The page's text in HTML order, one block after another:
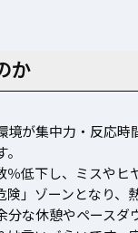
か
が集中力・反応
低下し、ミスやヒ
」ゾーンとなり、
な休憩やペース